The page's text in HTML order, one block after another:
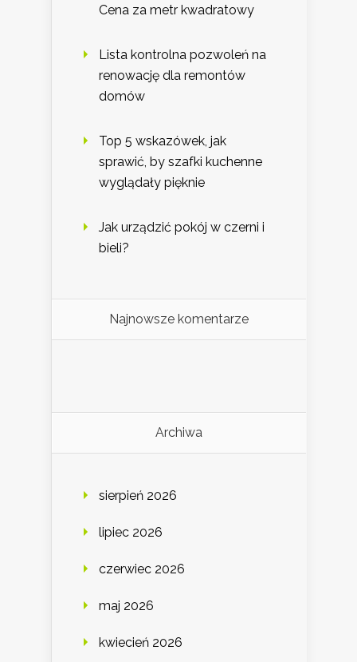
Cena za metr kwadratowy
Lista kontrolna pozwoleń na
renowację dla remontów
domów
Top 5 wskazówek, jak
sprawić, by szafki kuchenne
wyglądały pięknie
Jak urządzić pokój w czerni i
bieli?
Najnowsze komentarze
Archiwa
sierpień 2026
lipiec 2026
czerwiec 2026
maj 2026
kwiecień 2026